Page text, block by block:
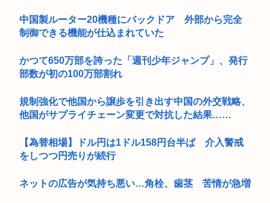
中国製ルーター20機種にバックドア 外部から完全
制御できる機能が仕込まれていた
かつて650万部を誇った「週刊少年ジャンプ」、発行
部数が初の100万部割れ
規制強化で他国から譲歩を引き出す中国の外交戦略、
他国がサプライチェーン変更で対抗した結果……
【為替相場】ドル円は1ドル158円台半ば 介入警戒
をしつつ円売りが続行
ネットの広告が気持ち悪い…角栓、歯茎 苦情が急増